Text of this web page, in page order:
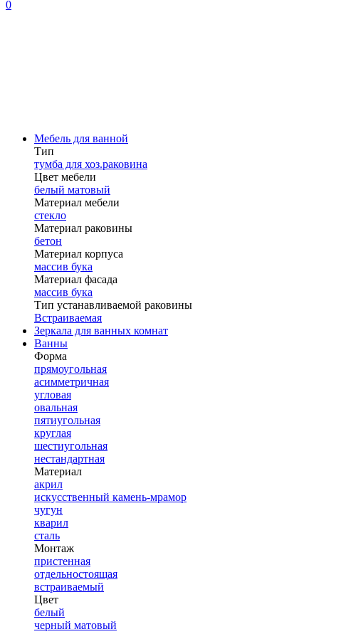
0
Мебель для ванной
Тип
тумба для хоз.раковина
Цвет мебели
белый матовый
Материал мебели
стекло
Материал раковины
бетон
Материал корпуса
массив бука
Материал фасада
массив бука
Тип устанавливаемой раковины
Встраиваемая
Зеркала для ванных комнат
Ванны
Форма
прямоугольная
асимметричная
угловая
овальная
пятиугольная
круглая
шестиугольная
нестандартная
Материал
акрил
искусственный камень-мрамор
чугун
кварил
сталь
Монтаж
пристенная
отдельностоящая
встраиваемый
Цвет
белый
черный матовый